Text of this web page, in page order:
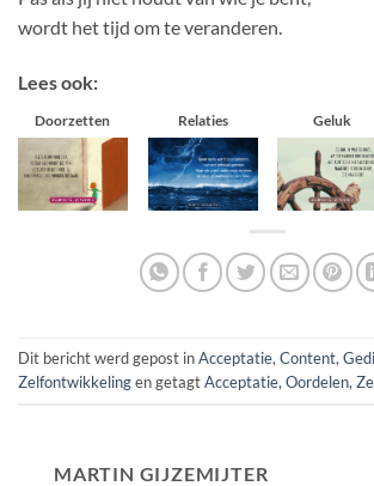
wordt het tijd om te veranderen.
Lees ook:
Doorzetten Relaties Geluk
Dit bericht werd gepost inAcceptatie, Content,
Zelfontwikkelingen getagtAcceptatie, Oordelen,
MARTIN GIJZEMIJTER